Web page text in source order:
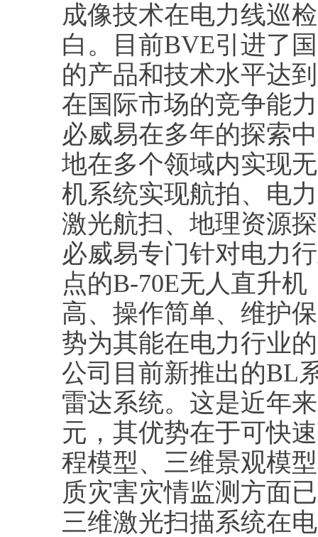
成像技术在电力线巡
白。目前BVE引进了
的产品和技术水平达
在国际市场的竞争能
必威易在多年的探索
地在多个领域内实现
机系统实现航拍、电
激光航扫、地理资源
必威易专门针对电力
点的B-70E无人直升
高、操作简单、维护
势为其能在电力行业
公司目前新推出的BL
雷达系统。这是近年
元，其优势在于可快
程模型、三维景观模
质灾害灾情监测方面
三维激光扫描系统在